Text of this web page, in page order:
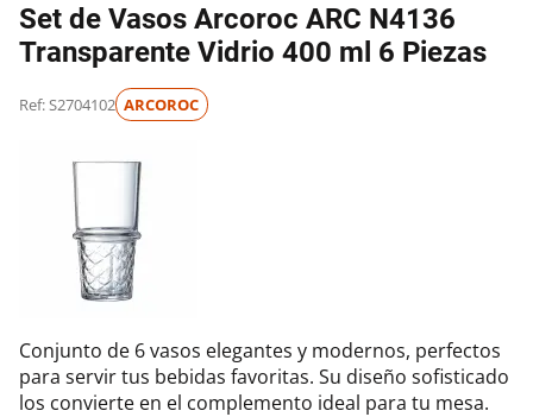
Set de Vasos Arcoroc ARC N4136
Transparente Vidrio 400 ml 6 Piezas
Ref: S2704102 ARCOROC
Conjunto de 6 vasos elegantes y modernos, perfectos
para servir tus bebidas favoritas. Su diseño sofisticado
los convierte en el complemento ideal para tu mesa.